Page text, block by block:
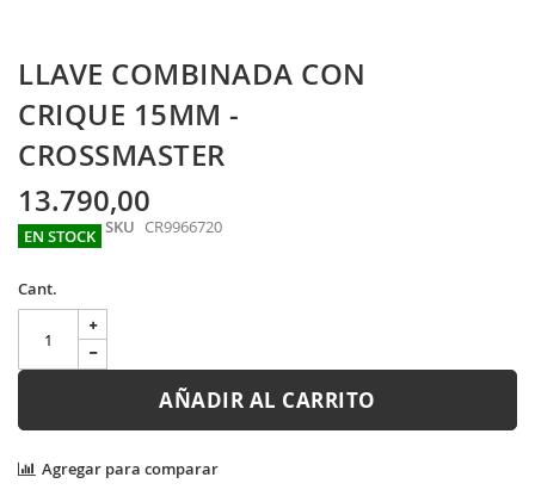
Skip
to
the
beginning
of
the
images
gallery
LLAVE COMBINADA CON
CRIQUE 15MM -
CROSSMASTER
13.790,00
EN STOCK SKU CR9966720
Cant.
AÑADIR AL CARRITO
Agregar para comparar